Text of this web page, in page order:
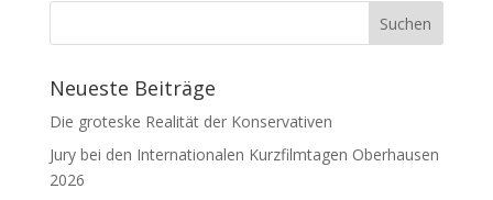
Neueste Beiträge
Die groteske Realität der Konservativen
Jury bei den Internationalen Kurzfilmtagen Oberhausen
2026